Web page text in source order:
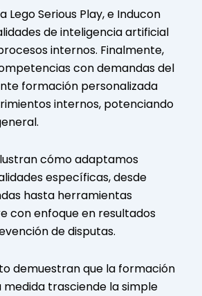
Serious Play, e Inducon
de inteligencia artificial
internos. Finalmente,
con demandas del
formación personalizada
internos, potenciando
cómo adaptamos
específicas, desde
hasta herramientas
con enfoque en resultados
de disputas.
demuestran que la formación
trasciende la simple